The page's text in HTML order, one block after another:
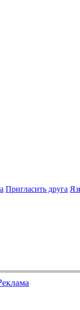
Пригласить друга